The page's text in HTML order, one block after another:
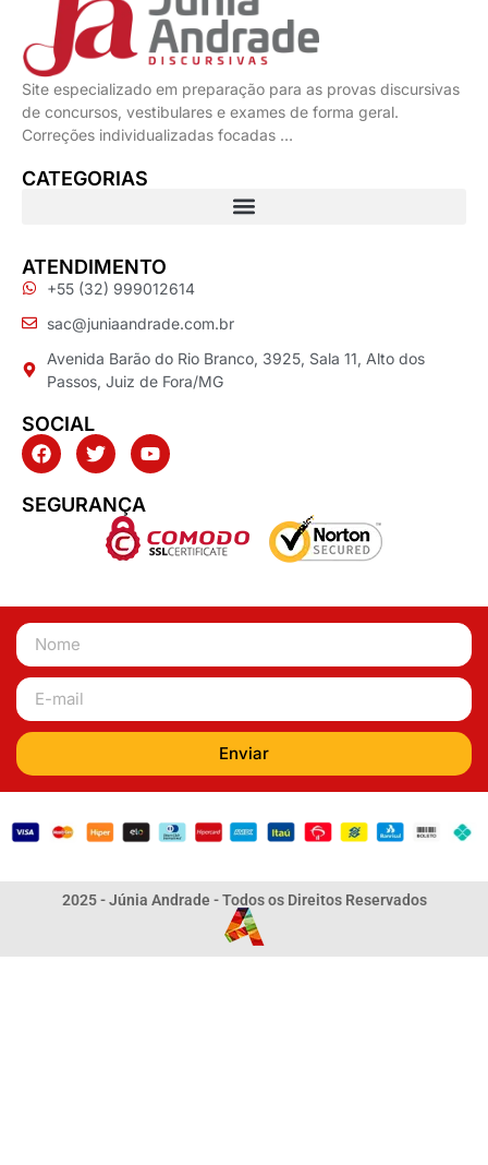
Site especializado em preparação para as provas discursivas
de concursos, vestibulares e exames de forma geral.
Correções individualizadas focadas …
CATEGORIAS
ATENDIMENTO
+55 (32) 999012614
sac@juniaandrade.com.br
Avenida Barão do Rio Branco, 3925, Sala 11, Alto dos
Passos, Juiz de Fora/MG
SOCIAL
SEGURANÇA
Enviar
2025 - Júnia Andrade - Todos os Direitos Reservados